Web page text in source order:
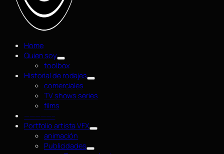
Home
Quien soy
toolbox
Historial de rodajes
comerciales
TV shows series
films
—————–
Portfolio artista VFX
animación
Publicidades